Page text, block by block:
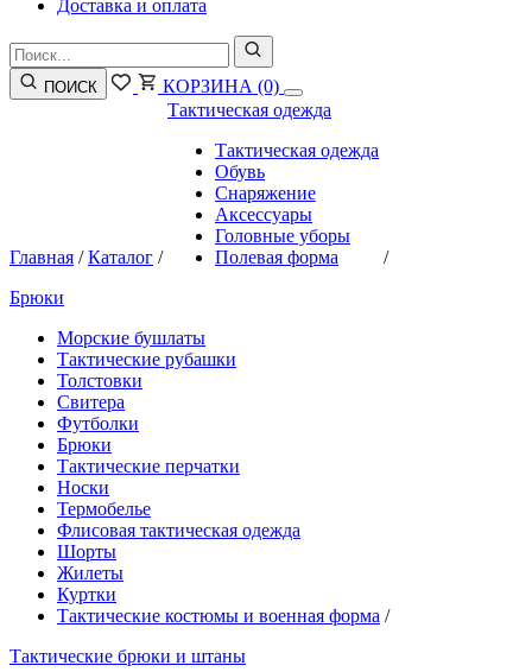
Доставка и оплата
ПОИСК КОРЗИНА (0)
Главная /Каталог /
Тактическая одежда
Тактическая одежда
Обувь
Снаряжение
Аксессуары
Головные уборы
Полевая форма
/
Брюки
Морские бушлаты
Тактические рубашки
Толстовки
Свитера
Футболки
Брюки
Тактические перчатки
Носки
Термобелье
Флисовая тактическая одежда
Шорты
Жилеты
Куртки
Тактические костюмы и военная форма /
Тактические брюки и штаны